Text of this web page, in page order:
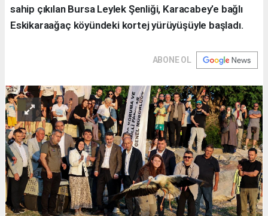
sahip çıkılan Bursa Leylek Şenliği, Karacabey’e bağlı
Eskikaraağaç köyündeki kortej yürüyüşüyle başladı.
ABONE OL